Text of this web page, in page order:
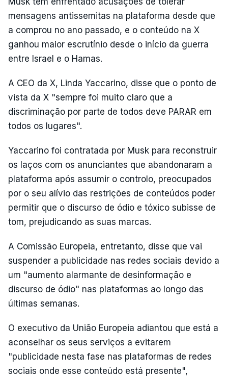
mensagens antissemitas na plataforma desde que
a comprou no ano passado, e o conteúdo na X
ganhou maior escrutínio desde o início da guerra
entre Israel e o Hamas.
A CEO da X, Linda Yaccarino, disse que o ponto de
vista da X "sempre foi muito claro que a
discriminação por parte de todos deve PARAR em
todos os lugares".
Yaccarino foi contratada por Musk para reconstruir
os laços com os anunciantes que abandonaram a
plataforma após assumir o controlo, preocupados
por o seu alívio das restrições de conteúdos poder
permitir que o discurso de ódio e tóxico subisse de
tom, prejudicando as suas marcas.
A Comissão Europeia, entretanto, disse que vai
suspender a publicidade nas redes sociais devido a
um "aumento alarmante de desinformação e
discurso de ódio" nas plataformas ao longo das
últimas semanas.
O executivo da União Europeia adiantou que está a
aconselhar os seus serviços a evitarem
"publicidade nesta fase nas plataformas de redes
sociais onde esse conteúdo está presente",